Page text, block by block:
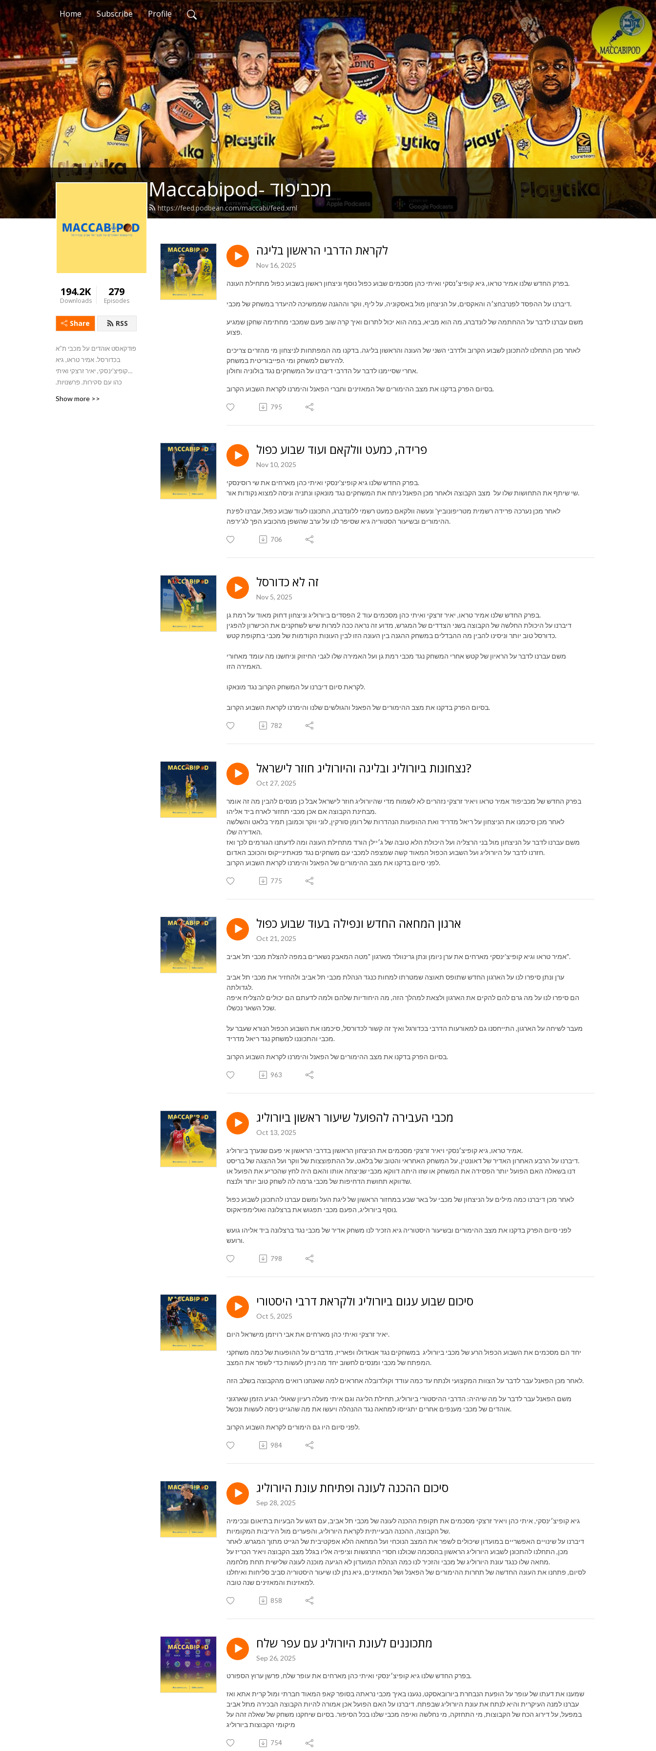
Home Subscribe Profile
Maccabipod- מכביפוד
https://feed.podbean.com/maccabi/feed.xml
194.2K
Downloads
279
Episodes
Share RSS
פודקאסט אוהדים על מכבי ת”א
בכדורסל. אמיר טראו, גיא
קופיצ’ינסקי, יאיר זרצקי ואיתי
כהן עם סקירות, פרשנויות,
Show more >>
לקראת הדרבי הראשון בליגה
Nov 16, 2025
בפרק החדש שלנו אמיר טראו, גיא קופיצ׳נסקי ואיתי כהן מסכמים שבוע כפול נוסף וניצחון ראשון בשבוע כפול מתחילת העונה.
דיברנו על ההפסד לפנרבחצ׳ה והאקסים, על הניצחון מול באסקוניה, על ליף, ווקר וההגנה שממשיכה להיעדר במשחק של מכבי.
משם עברנו לדבר על ההחתמה של לונדברג, מה הוא מביא, במה הוא יכול לתרום ואיך קרה שוב פעם שמכבי מחתימה שחקן שמגיע
פצוע.
לאחר מכן התחלנו להתכונן לשבוע הקרוב ולדרבי השני של העונה והראשון בליגה. בדקנו מה המפתחות לניצחון מי מהזרים צריכים
להירשם למשחק ומי הפייבוריטית במשחק.
אחרי שסיימנו לדבר על הדרבי דיברנו על המשחקים נגד בולוניה וחולון.
בסיום הפרק בדקנו את מצב ההימורים של המאזינים וחברי הפאנל והימרנו לקראת השבוע הקרוב.
795
פרידה, כמעט וולקאם ועוד שבוע כפול
Nov 10, 2025
בפרק החדש שלנו גיא קופיצ'ינסקי ואיתי כהן מארחים את שי רוסינסקי.
שי שיתף את התחושות שלו על מצב הקבוצה ולאחר מכן הפאנל ניתח את המשחקים נגד מונאקו ונתניה וניסה למצוא נקודות אור.
לאחר מכן נערכה פרידה רשמית מטריפונוביץ' ונעשה וולקאם כמעט רשמי ללונדברג, התכוננו לעוד שבוע כפול, עברנו לפינת
ההימורים ובשיעור הסטוריה גיא שסיפר לנו על ערב שהשפן מהכובע הפך לג'ירפה.
706
זה לא כדורסל
Nov 5, 2025
בפרק החדש שלנו אמיר טראו, יאיר זרצקי ואיתי כהן מסכמים עוד 2 הפסדים ביורוליג וניצחון דחוק מאוד על רמת גן.
דיברנו על היכולת החלשה של הקבוצה בשני הצדדים של המגרש, מדוע זה נראה ככה למרות שיש לשחקנים את הכישרון להפגין
כדורסל טוב יותר וניסינו להבין מה ההבדלים במשחק ההגנה בין העונה הזו לבין העונות הקודמות של מכבי בתקופת קטש.
משם עברנו לדבר על הראיון של קטש אחרי המשחק נגד מכבי רמת גן ועל האמירה שלו לגבי החיזוק וניחשנו מה עומד מאחורי
האמירה הזו.
לקראת סיום דיברנו על המשחק הקרוב נגד מונאקו.
בסיום הפרק בדקנו את מצב ההימורים של הפאנל והגולשים שלנו והימרנו לקראת השבוע הקרוב.
782
נצחונות ביורוליג ובליגה והיורוליג חוזר לישראל?
Oct 27, 2025
בפרק החדש של מכביפוד אמיר טראו ויאיר זרצקי נזהרים לא לשמוח מדי שהיורוליג חוזר לישראל אבל כן מנסים להבין מה זה אומר
מבחינת הקבוצה אם אכן מכבי תחזור לארח ביד אליהו.
לאחר מכן סיכמנו את הניצחון על ריאל מדריד ואת ההופעות הנהדרות של רומן סורקין, לוני ווקר וכמובן תמיר בלאט והשלשה
האדירה שלו.
משם עברנו לדבר על הניצחון מול בני הרצליה ועל היכולת הלא טובה של ג׳יילן הורד מתחילת העונה ומה לדעתנו הגורמים לכך ואז
חזרנו לדבר על היורוליג ועל השבוע הכפול המאוד קשה שמצפה למכבי עם משחקים נגד פנאתינייקוס והכוכב האדום.
לפני סיום בדקנו את מצב ההימורים של הפאנל והימרנו לקראת השבוע הקרוב.
775
ארגון המחאה החדש ונפילה בעוד שבוע כפול
Oct 21, 2025
אמיר טראו וגיא קופיצ'ינסקי מארחים את ערן ניומן ונתן גרינוולד מארגון "מטה המאבק נשארים במפה להצלת מכבי תל אביב".
ערן ונתן סיפרו לנו על הארגון החדש שתופס תאוצה שמטרתו למחות כנגד הנהלת מכבי תל אביב ולהחזיר את מכבי תל אביב
לגדולתה.
הם סיפרו לנו על מה גרם להם להקים את הארגון ולצאת למהלך הזה, מה היחודיות שלהם ולמה לדעתם הם יכולים להצליח איפה
שכל השאר נכשלו.
מעבר לשיחה על הארגון, התייחסנו גם למאורעות הדרבי בכדורגל ואיך זה קשור לכדורסל, סיכמנו את השבוע הכפול הנורא שעבר על
מכבי והתכוננו למשחק נגד ריאל מדריד.
בסיום הפרק בדקנו את מצב ההימורים של הפאנל והימרנו לקראת השבוע הקרוב.
963
מכבי העבירה להפועל שיעור ראשון ביורוליג
Oct 13, 2025
אמיר טראו, גיא קופיצ׳נסקי ויאיר זרצקי מסכמים את הניצחון הראשון בדרבי הראשון אי פעם שנערך ביורוליג.
דיברנו על הרבע האחרון האדיר של דאונטין, על המשחק האחראי והטוב של בלאט, על ההתפוצצות של ווקר ועל ההצגה של בריסט.
דנו בשאלה האם הפועל יותר הפסידה את המשחק או שזו היתה דווקא מכבי שניצחה אותו והאם היה לחץ שהכריע את הפועל או
שדווקא תחושת הדחיפות של מכבי גרמה לה לשחק טוב יותר ולנצח.
לאחר מכן דיברנו כמה מילים על הניצחון של מכבי על באר שבע במחזור הראשון של ליגת העל ומשם עברנו להתכונן לשבוע כפול
נוסף ביורוליג, הפעם מכבי תפגוש את ברצלונה ואולימפיאקוס.
לפני סיום הפרק בדקנו את מצב ההימורים ובשיעור היסטוריה גיא הזכיר לנו משחק אדיר של מכבי נגד ברצלונה ביד אליהו גועש
ורועש.
798
סיכום שבוע עגום ביורוליג ולקראת דרבי היסטורי
Oct 5, 2025
יאיר זרצקי ואיתי כהן מארחים את אבי רויזמן מישראל היום.
יחד הם מסכמים את השבוע הכפול הרע של מכבי ביורוליג במשחקים נגד אנאדולו ופאריז, מדברים על ההופעות של כמה משחקני
המפתח של מכבי ומנסים לחשוב יחד מה ניתן לעשות כדי לשפר את המצב.
לאחר מכן הפאנל עבר לדבר על הצוות המקצועי ולנתח עד כמה עודד וקולדובלה אחראים למה שאנחנו רואים מהקבוצה בשלב הזה.
משם הפאנל עבר לדבר על מה שיהיה: הדרבי ההיסטורי ביורוליג, תחילת הליגה וגם איתי מעלה רעיון שאולי הגיע הזמן שארגוני
אוהדים של מכבי מענפים אחרים יתגייסו למחאה נגד ההנהלה ויעשו את מה שהגייט ניסה לעשות ונכשל.
לפני סיום היו גם הימורים לקראת השבוע הקרוב.
984
סיכום ההכנה לעונה ופתיחת עונת היורוליג
Sep 28, 2025
גיא קופיצ׳ינסקי, איתי כהן ויאיר זרצקי מסכמים את תקופת ההכנה לעונה של מכבי תל אביב, עם דגש על הבעיות בתיאום ובכימיה
של הקבוצה, ההכנה הבעייתית לקראת היורוליג, והפערים מול היריבות המקומיות.
דיברנו על שינויים האפשריים במועדון שיכולים לשפר את המצב הנוכחי ועל המחאה הלא אפקטיבית של הגייט מתוך המגרש. לאחר
מכן, התחלנו להתכונן לשבוע היורוליג הראשון בהסכמה שכולנו חסרי התרגשות וציפיה אליו בגלל מצב הקבוצה ויאיר הכריז על
מחאה שלו כנגד עונת היורוליג של מכבי והזכיר לנו כמה הנהלת המועדון לא הגיעה מוכנה לעונה שלישית תחת מלחמה.
לסיום, פתחנו את העונה החדשה של תחרות ההימורים של הפאנל ושל המאזינים, גיא נתן לנו שיעור היסטוריה סביב סליחות ואיחלנו
למאזינות והמאזינים שנה טובה.
858
מתכוננים לעונת היורוליג עם עפר שלח
Sep 26, 2025
בפרק החדש שלנו גיא קופיצ׳ינסקי ואיתי כהן מארחים את עופר שלח, פרשן ערוץ הספורט.
שמענו את דעתו של עופר על הופעת הנבחרת ביורובאסקט, נגענו באיך מכבי נראתה בסופר קאפ המאוד חברתי ומול קרית אתא ואז
עברנו למנה העיקרית והיא לנתח את עונת היורוליג שבפתח. דיברנו על האם הפועל אכן אמורה להיות הקבוצה הבכירה מתל אביב
במפעל, על דירוג הכח של הקבוצות, מי התחזקה, מי נחלשה ואיפה מכבי שלנו בכל הסיפור. בסיום שיחקנו משחק של שאלה זהה על
מיקומי הקבוצות ביורוליג
754